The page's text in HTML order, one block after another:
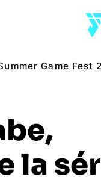
Game Fest
la